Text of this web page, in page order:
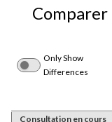
Comparer
Only Show
Differences
Consultation en cours